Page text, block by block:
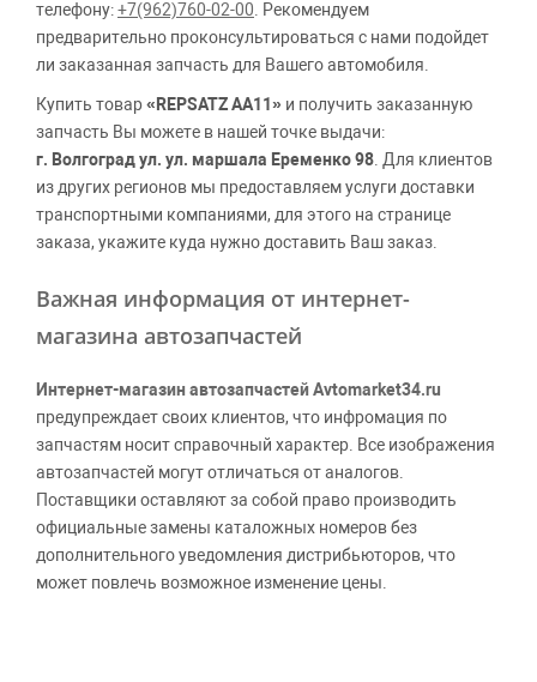
телефону:+7(962)760-02-00 . Рекомендуем
предварительно проконсультироваться с нами подойдет
ли заказанная запчасть для Вашего автомобиля.
Купить товар«REPSATZ AA11» и получить заказанную
запчасть Вы можете в нашей точке выдачи:
г. Волгоград ул. ул. маршала Еременко 98 . Для клиентов
из других регионов мы предоставляем услуги доставки
транспортными компаниями, для этого на странице
заказа, укажите куда нужно доставить Ваш заказ.
Важная информация от интернет-
магазина автозапчастей
Интернет-магазин автозапчастей Avtomarket34.ru
предупреждает своих клиентов, что инфромация по
запчастям носит справочный характер. Все изображения
автозапчастей могут отличаться от аналогов.
Поставщики оставляют за собой право производить
официальные замены каталожных номеров без
дополнительного уведомления дистрибьюторов, что
может повлечь возможное изменение цены.